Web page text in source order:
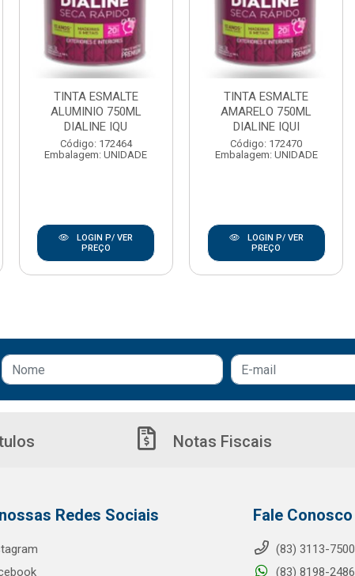
TINTA ESMALTE
ALUMINIO 750ML
DIALINE IQU
Código: 172464
Embalagem: UNIDADE
LOGIN P/ VER
PREÇO
TINTA ESMALTE
AMARELO 750ML
DIALINE IQUI
Código: 172470
Embalagem: UNIDADE
LOGIN P/ VER
PREÇO
Notas Fiscais
Redes Sociais Fale Conosco
(83) 3113-7500
(83) 8198-2486